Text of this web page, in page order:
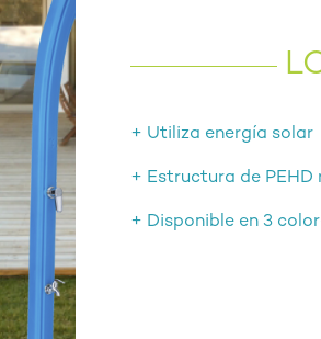
+ Utiliza energía solar
+ Estructura de PEHD
+ Disponible en 3